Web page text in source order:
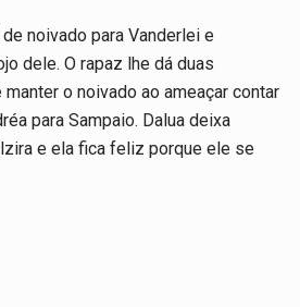
noivado para Vanderlei e
dele. O rapaz lhe dá duas
o noivado ao ameaçar contar
para Sampaio. Dalua deixa
e ela fica feliz porque ele se